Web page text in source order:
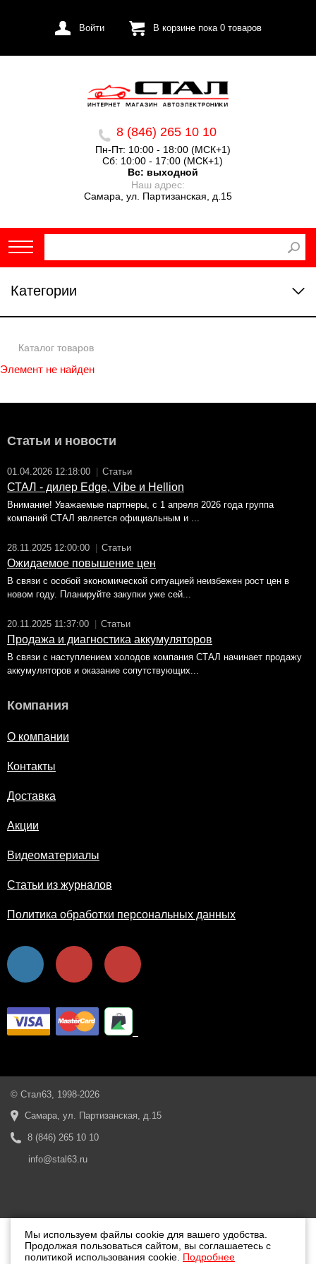
Войти В корзине пока 0товаров
8 (846) 265 10 10
Пн-Пт: 10:00 - 18:00 (МСК+1)
Сб: 10:00 - 17:00 (МСК+1)
Вс: выходной
Наш адрес:
Самара, ул. Партизанская, д.15
Категории
Каталог товаров
Элемент не найден
Статьи и новости
01.04.2026 12:18:00 Статьи
СТАЛ - дилер Edge, Vibe и Hellion
Внимание! Уважаемые партнеры, с 1 апреля 2026 года группа
компаний СТАЛ является официальным и ...
28.11.2025 12:00:00 Статьи
Ожидаемое повышение цен
В связи с особой экономической ситуацией неизбежен рост цен в
новом году. Планируйте закупки уже сей...
20.11.2025 11:37:00 Статьи
Продажа и диагностика аккумуляторов
В связи с наступлением холодов компания СТАЛ начинает продажу
аккумуляторов и оказание сопутствующих...
Компания
О компании
Контакты
Доставка
Акции
Видеоматериалы
Статьи из журналов
Политика обработки персональных данных
© Стал63, 1998-2026
Самара, ул. Партизанская, д.15
8 (846) 265 10 10
info@stal63.ru
Мы используем файлы cookie для вашего удобства.
Продолжая пользоваться сайтом, вы соглашаетесь с
политикой использования cookie. Подробнее